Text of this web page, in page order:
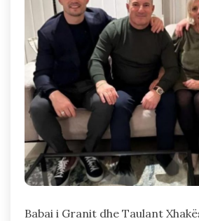
Babai i Granit dhe Taulant